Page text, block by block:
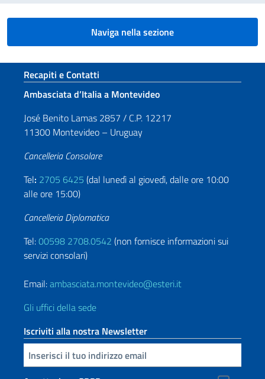
Naviga nella sezione
Sezione footer
Recapiti e Contatti
Ambasciata d’Italia a Montevideo
José Benito Lamas 2857 / C.P. 12217
11300 Montevideo – Uruguay
Cancelleria Consolare
Tel: 2705 6425 (dal lunedì al giovedì, dalle ore 10:00
alle ore 15:00)
Cancelleria Diplomatica
Tel:00598 2708.0542 (non fornisce informazioni sui
servizi consolari)
Email:ambasciata.montevideo@esteri.it
Gli uffici della sede
Iscriviti alla nostra Newsletter
Inserisci la tua email